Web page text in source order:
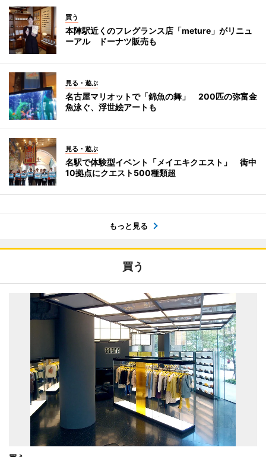
買う
本陣駅近くのフレグランス店「meture」がリニュ
ーアル ドーナツ販売も
見る・遊ぶ
名古屋マリオットで「錦魚の舞」 200匹の弥富金
魚泳ぐ、浮世絵アートも
見る・遊ぶ
名駅で体験型イベント「メイエキクエスト」 街中
10拠点にクエスト500種類超
もっと見る
買う